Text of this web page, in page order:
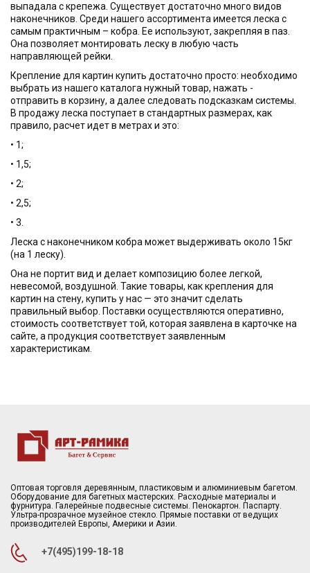
выпадала с крепежа. Существует достаточно много видов
наконечников. Среди нашего ассортимента имеется леска с
самым практичным – кобра. Ее используют, закрепляя в паз.
Она позволяет монтировать леску в любую часть
направляющей рейки.
Крепление для картин купить достаточно просто: необходимо
выбрать из нашего каталога нужный товар, нажать -
отправить в корзину, а далее следовать подсказкам системы.
В продажу леска поступает в стандартных размерах, как
правило, расчет идет в метрах и это:
• 1;
• 1,5;
• 2;
• 2,5;
• 3.
Леска с наконечником кобра может выдерживать около 15кг
(на 1 леску).
Она не портит вид и делает композицию более легкой,
невесомой, воздушной. Такие товары, как крепления для
картин на стену, купить у нас — это значит сделать
правильный выбор. Поставки осуществляются оперативно,
стоимость соответствует той, которая заявлена в карточке на
сайте, а продукция соответствует заявленным
характеристикам.
Оптовая торговля деревянным, пластиковым и алюминиевым багетом.
Оборудование для багетных мастерских. Расходные материалы и
фурнитура. Галерейные подвесные системы. Пенокартон. Паспарту.
Ультра-прозрачное музейное стекло. Прямые поставки от ведущих
производителей Европы, Америки и Азии.
+7(495)199-18-18